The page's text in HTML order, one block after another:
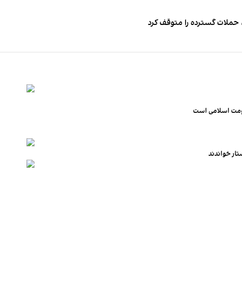
گسترده را متوقف کرد
اسلامی است
خواندند